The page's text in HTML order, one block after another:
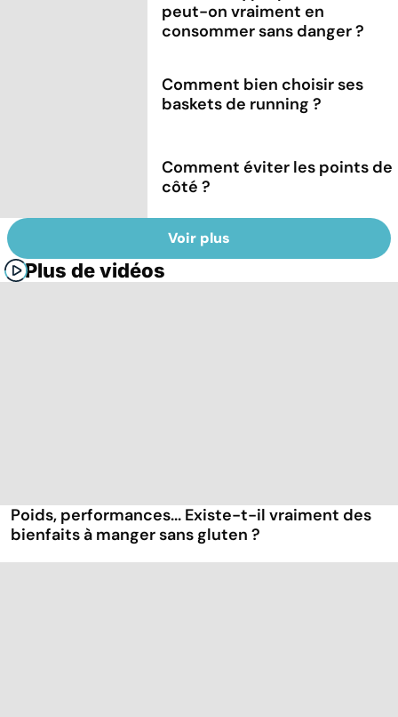
peut-on vraiment en
consommer sans danger ?
Comment bien choisir ses
baskets de running ?
Comment éviter les points de
côté ?
Voir plus
Plus de vidéos
Poids, performances... Existe-t-il vraiment des
bienfaits à manger sans gluten ?